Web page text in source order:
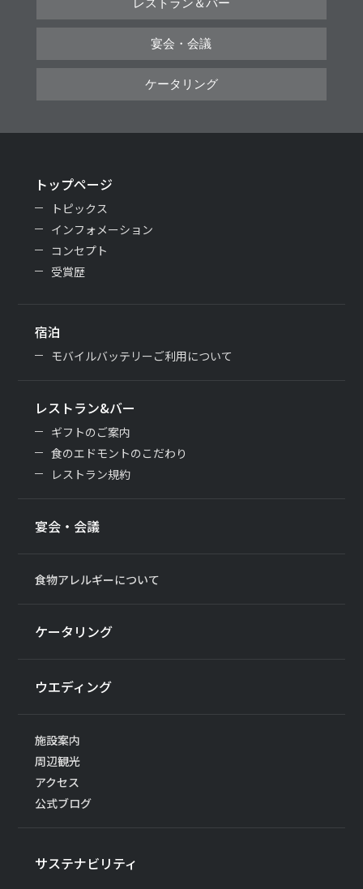
レストラン＆バー
宴会・会議
ケータリング
トップページ
トピックス
インフォメーション
コンセプト
受賞歴
宿泊
モバイルバッテリーご利用について
レストラン&バー
ギフトのご案内
食のエドモントのこだわり
レストラン規約
宴会・会議
食物アレルギーについて
ケータリング
ウエディング
施設案内
周辺観光
アクセス
公式ブログ
サステナビリティ